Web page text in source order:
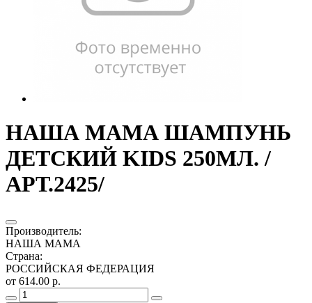
НАША МАМА ШАМПУНЬ
ДЕТСКИЙ KIDS 250МЛ. /
АРТ.2425/
Производитель:
НАША МАМА
Страна:
РОССИЙСКАЯ ФЕДЕРАЦИЯ
от 614.00 р.